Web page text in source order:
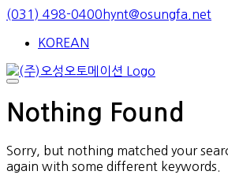
Skip
content
(031) 498-0400 hynt@osungfa.net
KOREAN
Nothing Found
Sorry, but nothing matched your
again with some different keywords.